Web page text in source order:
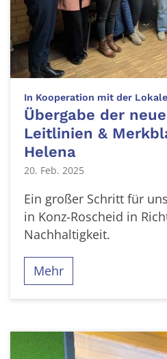
In Kooperation mit der
Übergabe der
Leitlinien &
Helena
20. Feb. 2025
Ein großer Schritt für
in Konz-Roscheid in
Nachhaltigkeit.
Mehr